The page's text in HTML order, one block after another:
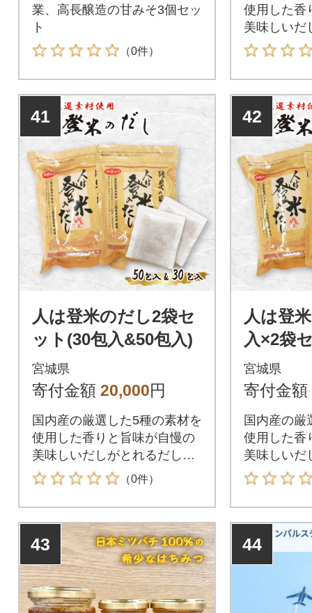
業、高長醸造の甘みそ3個セッ
ト
（0件）
使用した香
美味しいだ
ック
41
人は登米のだし2袋セ
ット(30包入&50包入)
宮城県
寄付金額 20,000円
国内産の厳選した5種の素材を
使用した香りと旨味が自慢の
美味しいだしがとれるだしパ
ック
（0件）
42
人は登
入×2袋
宮城県
寄付金額
国内産の厳
使用した香
美味しいだ
ック
43 44